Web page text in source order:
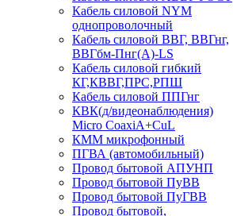
Кабель силовой NYM
однопроволочный
Кабель силовой ВВГ, ВВГнг,
ВВГбм-Пнг(А)-LS
Кабель силовой гибкий
КГ,КВВГ,ПРС,РПШ
Кабель силовой ППГнг
КВК(д/видеонаблюдения)
Micro CoaxiA+CuL
КММ микрофонный
ПГВА (автомобильный)
Провод бытовой АПУНП
Провод бытовой ПуВВ
Провод бытовой ПуГВВ
Провод бытовой,